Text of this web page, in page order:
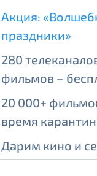
Акция:
праздники»
280
фильмов –
20 000+
время
Дарим кино и
обработки
выделение
IP адрес -
реквизитов.
услуги.
в течение трех